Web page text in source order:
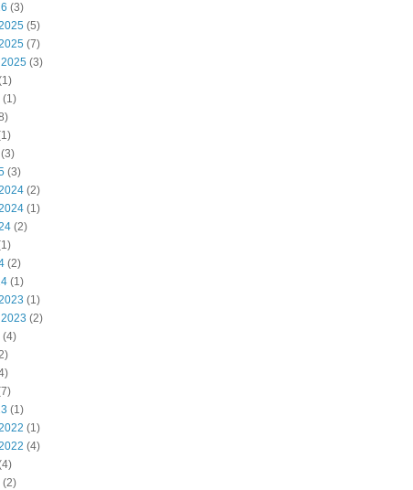
(3)
(5)
(7)
(3)
(1)
(3)
(3)
(2)
(1)
(2)
(2)
(1)
(1)
(2)
(4)
(1)
(1)
(4)
(2)